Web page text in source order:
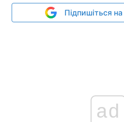
Підпишіться
ad